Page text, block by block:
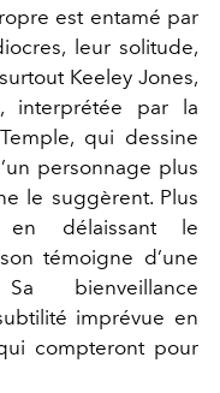
est entamé par
leur solitude,
Keeley Jones,
interprétée par la
qui dessine
personnage plus
le suggèrent. Plus
en délaissant le
témoigne d’une
bienveillance
imprévue en
compteront pour